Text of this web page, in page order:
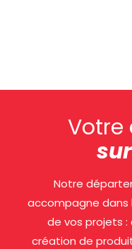
Votre
Notre
accompagne dans
de vos projets
création de